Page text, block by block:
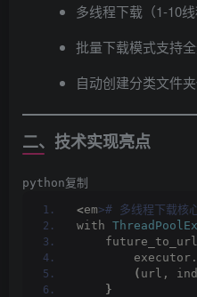
多线程下载（1-10线
批量下载模式支持
自动创建分类文件
二、技术实现亮点
python复制
<em># 多线程下载核
with
        executor.
( url,
}